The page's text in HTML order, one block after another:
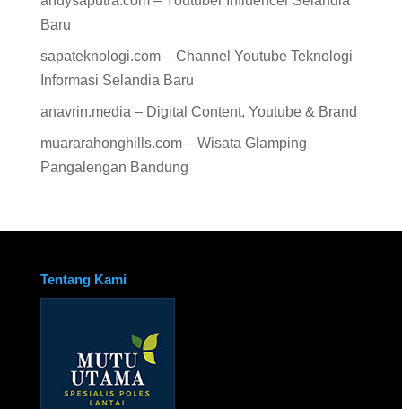
Baru
sapateknologi.com – Channel Youtube Teknologi
Informasi Selandia Baru
anavrin.media – Digital Content, Youtube & Brand
muararahonghills.com – Wisata Glamping
Pangalengan Bandung
Tentang Kami